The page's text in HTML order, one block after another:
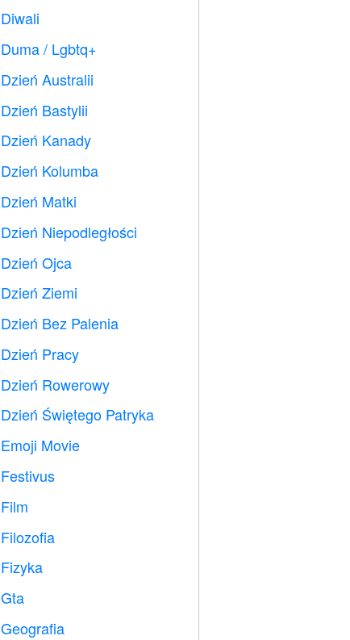
Diwali
Duma / Lgbtq+
Dzień Australii
Dzień Bastylii
Dzień Kanady
Dzień Kolumba
Dzień Matki
Dzień Niepodległości
Dzień Ojca
Dzień Ziemi
Dzień Bez Palenia
Dzień Pracy
Dzień Rowerowy
Dzień Świętego Patryka
Emoji Movie
Festivus
Film
Filozofia
Fizyka
Gta
Geografia